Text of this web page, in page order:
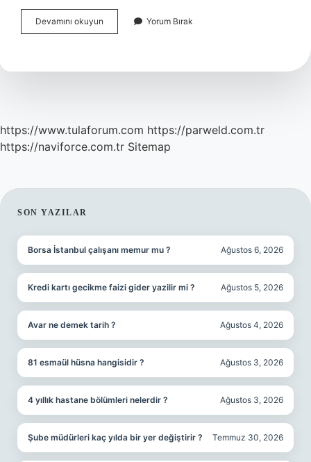
Devamını okuyun
Kimin
Yorum Bırak
https://www.tulaforum.com https://parweld.com.tr
https://naviforce.com.tr Sitemap
SIDEBAR
SON YAZILAR
Borsa İstanbul çalışanı memur mu ? Ağustos 6, 2026
Kredi kartı gecikme faizi gider yazilir mi ? Ağustos 5, 2026
Avar ne demek tarih ? Ağustos 4, 2026
81 esmaül hüsna hangisidir ? Ağustos 3, 2026
4 yıllık hastane bölümleri nelerdir ? Ağustos 3, 2026
Şube müdürleri kaç yılda bir yer değiştirir ? Temmuz 30, 2026